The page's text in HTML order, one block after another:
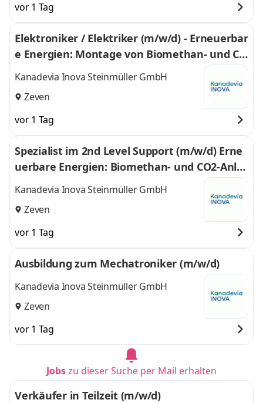
vor 1 Tag
Elektroniker / Elektriker (m/w/d) - Erneuerbar
e Energien: Montage von Biomethan- und CO
2-Anlagen
Kanadevia Inova Steinmüller GmbH
Zeven
vor 1 Tag
Spezialist im 2nd Level Support (m/w/d) Erne
uerbare Energien: Biomethan- und CO2-Anla
gen
Kanadevia Inova Steinmüller GmbH
Zeven
vor 1 Tag
Ausbildung zum Mechatroniker (m/w/d)
Kanadevia Inova Steinmüller GmbH
Zeven
vor 1 Tag
Jobszu dieser Suche per Mail erhalten
Verkäufer in Teilzeit (m/w/d)